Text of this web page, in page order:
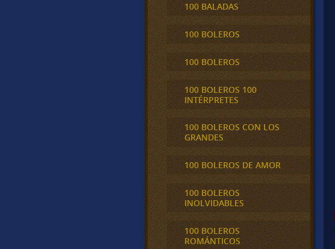
100 BALADAS
100 BOLEROS
100 BOLEROS
100 BOLEROS 100
INTÉRPRETES
100 BOLEROS CON LOS
GRANDES
100 BOLEROS DE AMOR
100 BOLEROS
INOLVIDABLES
100 BOLEROS
ROMÁNTICOS